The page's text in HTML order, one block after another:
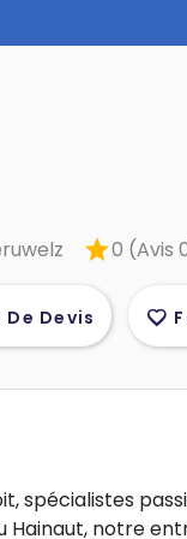
star0 (Avis
Devis favorite
spécialistes
notre